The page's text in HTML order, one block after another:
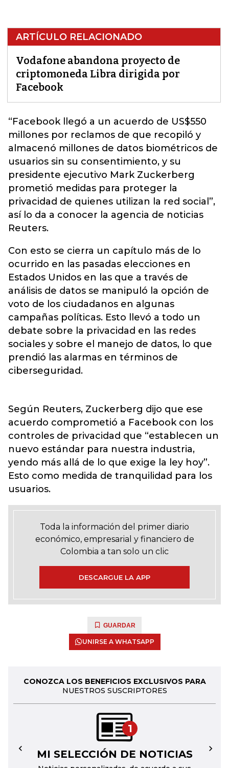
ARTÍCULO RELACIONADO
Vodafone abandona proyecto de
criptomoneda Libra dirigida por
Facebook
“Facebookllegó a un acuerdo de US$550
millones por reclamos de que recopiló y
almacenó millones de datos biométricos de
usuarios sin su consentimiento, y su
presidente ejecutivo Mark Zuckerberg
prometió medidas para proteger la
privacidad de quienes utilizan la red social”,
así lo da a conocer la agencia de noticias
Reuters.
Con esto se cierra un capítulo más de lo
ocurrido en las pasadas elecciones en
Estados Unidos en las que a través de
análisis de datos se manipuló la opción de
voto de los ciudadanos en algunas
campañas políticas. Esto llevó a todo un
debate sobre la privacidad en las redes
sociales y sobre el manejo de datos, lo que
prendió las alarmas en términos de
ciberseguridad.
Según Reuters, Zuckerberg dijo que ese
acuerdo comprometió a Facebook con los
controles de privacidad que “establecen un
nuevo estándar para nuestra industria,
yendo más allá de lo que exige la ley hoy”.
Esto como medida de tranquilidad para los
usuarios.
Toda la información del primer diario
económico, empresarial y financiero de
Colombia a tan solo un clic
DESCARGUE LA APP
GUARDAR
UNIRSE A WHATSAPP
CONOZCA LOS BENEFICIOS EXCLUSIVOS PARA
NUESTROS SUSCRIPTORES
1
MI SELECCIÓN DE NOTICIAS
← →